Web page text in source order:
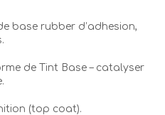
base rubber d’adhesion,
de Tint Base – catalyser
(top coat).